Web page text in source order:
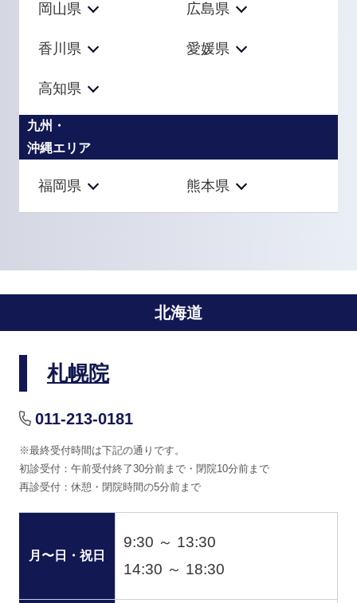
岡山県 広島県
香川県 愛媛県
高知県
九州・
沖縄エリア
福岡県 熊本県
北海道
札幌院
011-213-0181
※最終受付時間は下記の通りです。
初診受付：午前受付終了30分前まで・閉院10分前まで
再診受付：休憩・閉院時間の5分前まで
月〜日・祝日
9:30 ～ 13:30
14:30 ～ 18:30